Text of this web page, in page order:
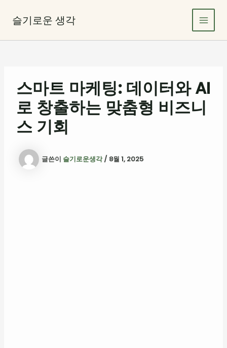
로
슬기로운 생각
Main
스마트 마케팅: 데이터와 AI
로 창출하는 맞춤형 비즈니
스 기회
글쓴이 슬기로운생각/ 8월 1, 2025